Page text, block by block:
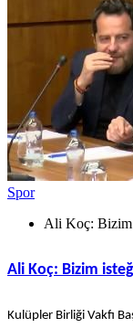
Spor
Ali Koç: Bizim
Ali Koç: Bizim
Kulüpler Birliği Vakfı